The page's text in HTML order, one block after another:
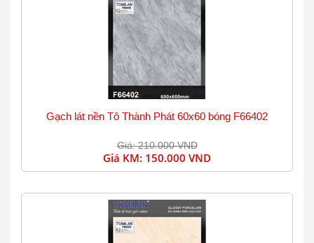
Gạch lát nền Tô Thành Phát 60x60 bóng F66402
Giá: 210.000 VND
Giá KM: 150.000 VND